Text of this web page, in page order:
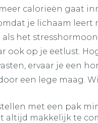
calorieën gaat
je lichaam
het
op je eetlust.
ervaar je een
een lege maag.
met een pak
makkelijk te